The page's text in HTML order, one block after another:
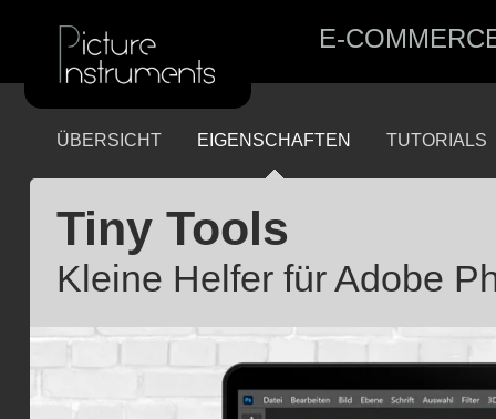
E-
ÜBERSICHT EIGENSCHAFTEN TUTORIALS
Tiny Tools
Kleine Helfer für Adobe